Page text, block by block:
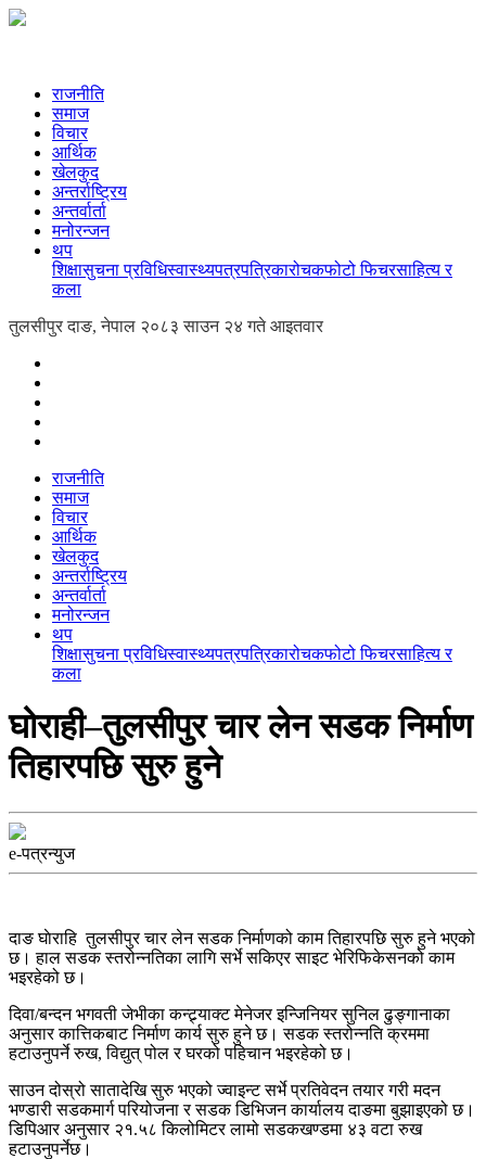
राजनीति
समाज
विचार
आर्थिक
खेलकुद
अन्तर्राष्ट्रिय
अन्तर्वार्ता
मनोरन्जन
थप
शिक्षासुचना प्रविधिस्वास्थ्यपत्रपत्रिकारोचकफोटो फिचरसाहित्य र
कला
तुलसीपुर दाङ, नेपाल २०८३ साउन २४ गते आइतवार
राजनीति
समाज
विचार
आर्थिक
खेलकुद
अन्तर्राष्ट्रिय
अन्तर्वार्ता
मनोरन्जन
थप
शिक्षासुचना प्रविधिस्वास्थ्यपत्रपत्रिकारोचकफोटो फिचरसाहित्य र
कला
घोराही–तुलसीपुर चार लेन सडक निर्माण
तिहारपछि सुरु हुने
e-पत्रन्युज
दाङ घाेराहि तुलसीपुर चार लेन सडक निर्माणको काम तिहारपछि सुरु हुने भएको
छ। हाल सडक स्तरोन्नतिका लागि सर्भे सकिएर साइट भेरिफिकेसनको काम
भइरहेको छ।
दिवा/बन्दन भगवती जेभीका कन्ट्र्याक्ट मेनेजर इन्जिनियर सुनिल ढुङ्गानाका
अनुसार कात्तिकबाट निर्माण कार्य सुरु हुने छ। सडक स्तरोन्नति क्रममा
हटाउनुपर्ने रुख, विद्युत् पोल र घरको पहिचान भइरहेको छ।
साउन दोस्रो सातादेखि सुरु भएको ज्वाइन्ट सर्भे प्रतिवेदन तयार गरी मदन
भण्डारी सडकमार्ग परियोजना र सडक डिभिजन कार्यालय दाङमा बुझाइएको छ।
डिपिआर अनुसार २१.५८ किलोमिटर लामो सडकखण्डमा ४३ वटा रुख
हटाउनुपर्नेछ।